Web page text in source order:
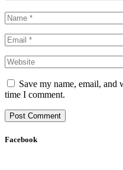
Save my name, email, and
time I comment.
Facebook